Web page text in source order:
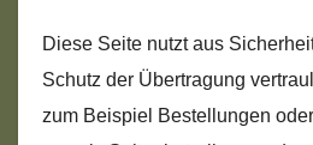
Diese Seite nutzt aus
Schutz der Übertragung
zum Beispiel Bestellungen